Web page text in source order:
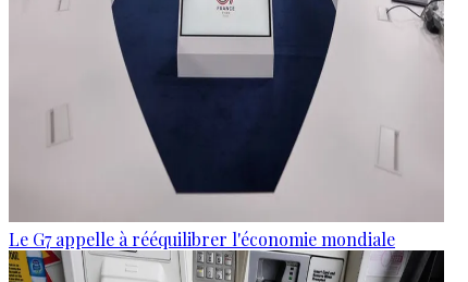
Le G7 appelle à rééquilibrer l'économie mondiale